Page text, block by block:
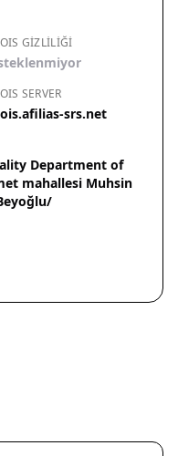
GIZLILIĞI
SERVER
srs.net
Department of
mahallesi Muhsin